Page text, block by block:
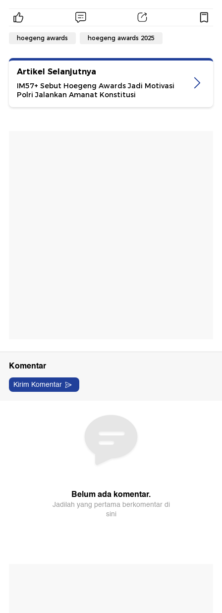
hoegeng awards hoegeng awards 2025
Artikel Selanjutnya
IM57+ Sebut Hoegeng Awards Jadi Motivasi
Polri Jalankan Amanat Konstitusi